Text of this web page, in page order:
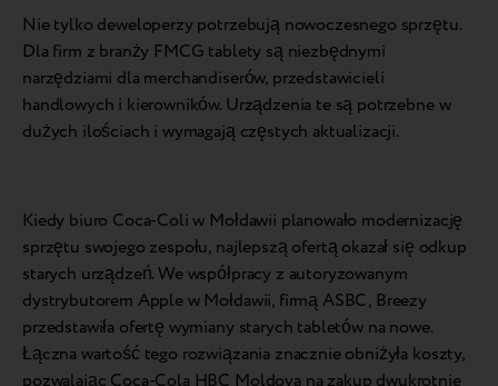
Nie tylko deweloperzy potrzebują nowoczesnego sprzętu.
Dla firm z branży FMCG tablety są niezbędnymi
narzędziami dla merchandiserów, przedstawicieli
handlowych i kierowników. Urządzenia te są potrzebne w
dużych ilościach i wymagają częstych aktualizacji.
Kiedy biuro Coca-Coli w Mołdawii planowało modernizację
sprzętu swojego zespołu, najlepszą ofertą okazał się odkup
starych urządzeń. We współpracy z autoryzowanym
dystrybutorem Apple w Mołdawii, firmą ASBC, Breezy
przedstawiła ofertę wymiany starych tabletów na nowe.
Łączna wartość tego rozwiązania znacznie obniżyła koszty,